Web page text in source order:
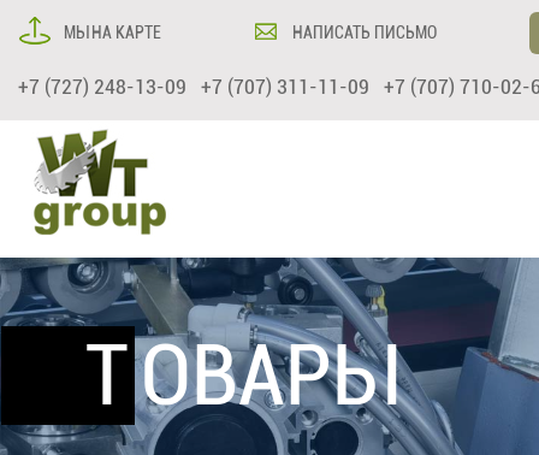
МЫ НА КАРТЕ НАПИСАТЬ ПИСЬМО
+7 (727) 248-13-09 +7 (707) 311-11-09 +7 (707) 710-02-
ТОВАРЫ